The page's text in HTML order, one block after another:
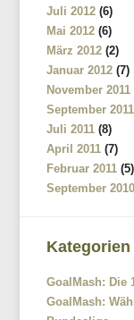
Juli 2012 (6)
Mai 2012 (6)
März 2012 (2)
Januar 2012 (7)
November 2011
September 2011
Juli 2011 (8)
April 2011 (7)
Februar 2011 (5)
September 2010
Kategorien
GoalMash: Die
GoalMash: